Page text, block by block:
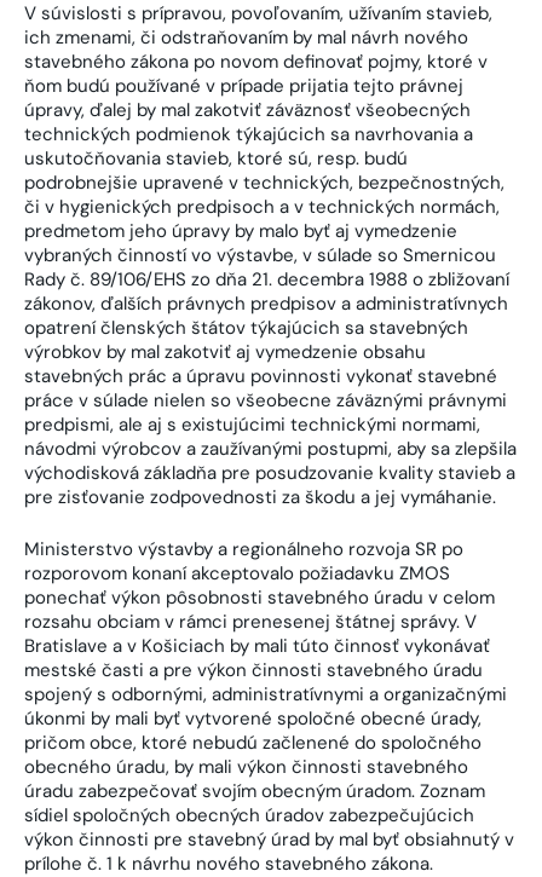
V súvislosti s prípravou, povoľovaním, užívaním stavieb,
ich zmenami, či odstraňovaním by mal návrh nového
stavebného zákona po novom definovať pojmy, ktoré v
ňom budú používané v prípade prijatia tejto právnej
úpravy, ďalej by mal zakotviť záväznosť všeobecných
technických podmienok týkajúcich sa navrhovania a
uskutočňovania stavieb, ktoré sú, resp. budú
podrobnejšie upravené v technických, bezpečnostných,
či v hygienických predpisoch a v technických normách,
predmetom jeho úpravy by malo byť aj vymedzenie
vybraných činností vo výstavbe, v súlade so Smernicou
Rady č. 89/106/EHS zo dňa 21. decembra 1988 o zbližovaní
zákonov, ďalších právnych predpisov a administratívnych
opatrení členských štátov týkajúcich sa stavebných
výrobkov by mal zakotviť aj vymedzenie obsahu
stavebných prác a úpravu povinnosti vykonať stavebné
práce v súlade nielen so všeobecne záväznými právnymi
predpismi, ale aj s existujúcimi technickými normami,
návodmi výrobcov a zaužívanými postupmi, aby sa zlepšila
východisková základňa pre posudzovanie kvality stavieb a
pre zisťovanie zodpovednosti za škodu a jej vymáhanie.
Ministerstvo výstavby a regionálneho rozvoja SR po
rozporovom konaní akceptovalo požiadavku ZMOS
ponechať výkon pôsobnosti stavebného úradu v celom
rozsahu obciam v rámci prenesenej štátnej správy. V
Bratislave a v Košiciach by mali túto činnosť vykonávať
mestské časti a pre výkon činnosti stavebného úradu
spojený s odbornými, administratívnymi a organizačnými
úkonmi by mali byť vytvorené spoločné obecné úrady,
pričom obce, ktoré nebudú začlenené do spoločného
obecného úradu, by mali výkon činnosti stavebného
úradu zabezpečovať svojím obecným úradom. Zoznam
sídiel spoločných obecných úradov zabezpečujúcich
výkon činnosti pre stavebný úrad by mal byť obsiahnutý v
prílohe č. 1 k návrhu nového stavebného zákona.